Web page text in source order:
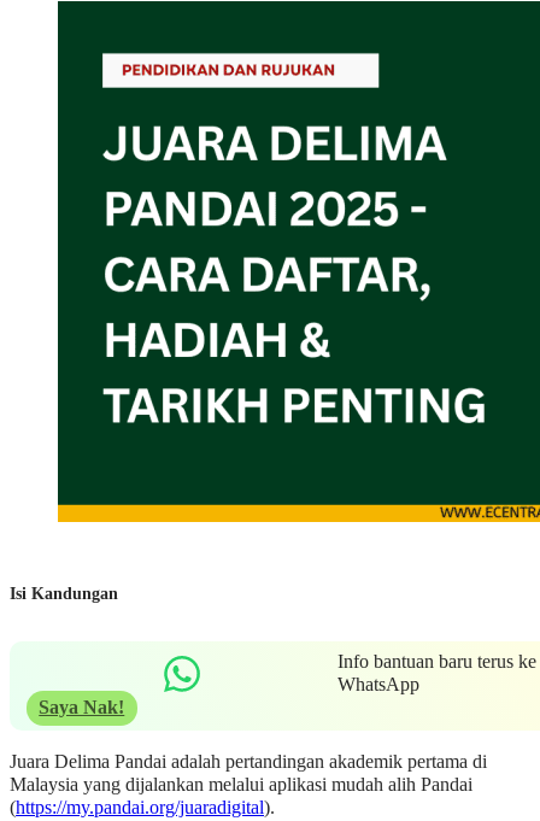
Isi Kandungan
Info bantuan baru terus ke
WhatsApp
Saya Nak!
Juara Delima Pandai adalah pertandingan akademik pertama di
Malaysia yang dijalankan melalui aplikasi mudah alih Pandai
(https://my.pandai.org/juaradigital).